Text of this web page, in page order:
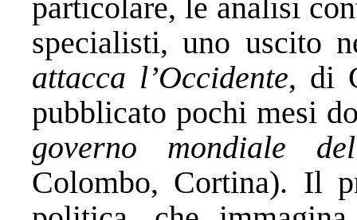
particolare, le analisi
specialisti, uno uscito
attacca l’Occidente, di
pubblicato pochi mesi
governo mondiale
Colombo, Cortina). Il